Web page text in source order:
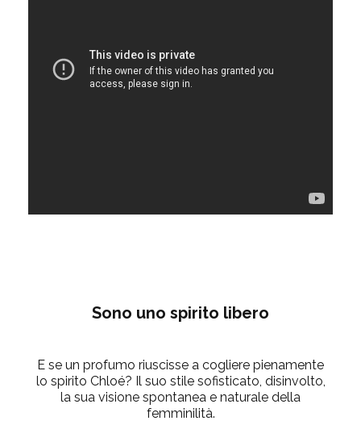
Sono uno spirito libero
E se un profumo riuscisse a cogliere pienamente
lo spirito Chloé? Il suo stile sofisticato, disinvolto,
la sua visione spontanea e naturale della
femminilità.